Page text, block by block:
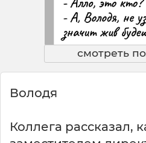
смотреть
Володя
Коллега рассказал,